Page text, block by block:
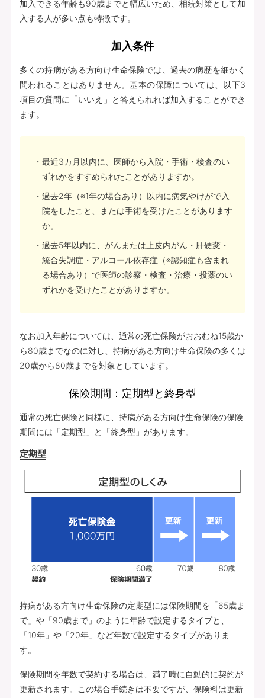
加入できる年齢も90歳までと幅広いため、相続対策として加
入する人が多い点も特徴です。
加入条件
多くの持病がある方向け生命保険では、過去の病歴を細かく
問われることはありません。基本の保障については、以下3
項目の質問に「いいえ」と答えられれば加入することができ
ます。
最近3カ月以内に、医師から入院・手術・検査のい
ずれかをすすめられたことがありますか。
過去2年（※1年の場合あり）以内に病気やけがで入
院をしたこと、または手術を受けたことがあります
か。
過去5年以内に、がんまたは上皮内がん・肝硬変・
統合失調症・アルコール依存症（※認知症も含まれ
る場合あり）で医師の診察・検査・治療・投薬のい
ずれかを受けたことがありますか。
なお加入年齢については、通常の死亡保険がおおむね15歳か
ら80歳までなのに対し、持病がある方向け生命保険の多くは
20歳から80歳までを対象としています。
保険期間：定期型と終身型
通常の死亡保険と同様に、持病がある方向け生命保険の保険
期間には「定期型」と「終身型」があります。
定期型
持病がある方向け生命保険の定期型には保険期間を「65歳ま
で」や「90歳まで」のように年齢で設定するタイプと、
「10年」や「20年」など年数で設定するタイプがありま
す。
保険期間を年数で契約する場合は、満了時に自動的に契約が
更新されます。この場合手続きは不要ですが、保険料は更新